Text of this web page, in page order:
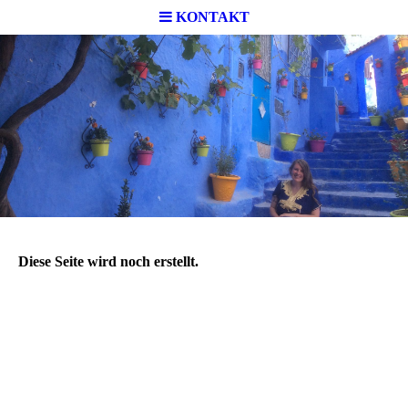
KONTAKT
Diese Seite wird noch erstellt.